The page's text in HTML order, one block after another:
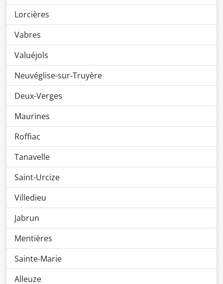
Lorcières
Vabres
Valuéjols
Neuvéglise-sur-Truyère
Deux-Verges
Maurines
Roffiac
Tanavelle
Saint-Urcize
Villedieu
Jabrun
Mentières
Sainte-Marie
Alleuze